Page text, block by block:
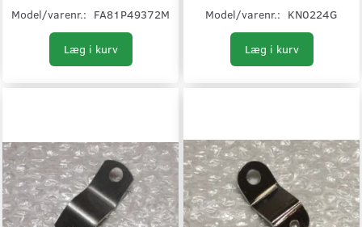
Model/varenr.: FA81P49372M
Læg i kurv
Model/varenr.: KN0224G
Læg i kurv